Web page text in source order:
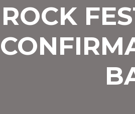
ROCK